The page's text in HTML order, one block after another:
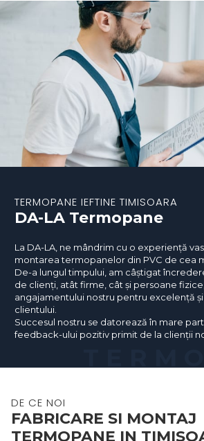
TERMOPANE IEFTINE TIMISOARA
DA-LA Termopane
La DA-LA, ne mândrim cu o experiență
montarea termopanelor din PVC de cea
De-a lungul timpului, am câștigat
de clienți, atât firme, cât și persoane
angajamentului nostru pentru excelență
clientului.
Succesul nostru se datorează în mare
feedback-ului pozitiv primit de la clienții
DE CE NOI
FABRICARE SI MONTAJ
TERMOPANE IN